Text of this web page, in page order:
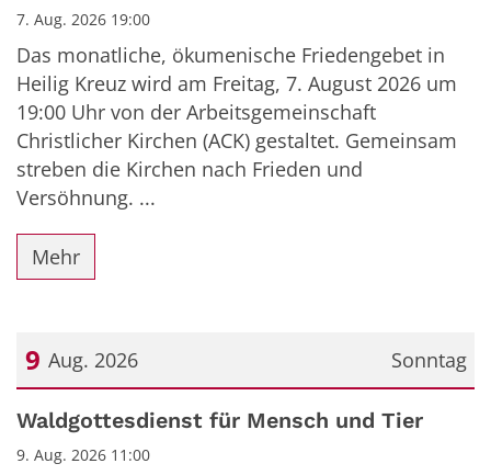
7. Aug. 2026 19:00
Das monatliche, ökumenische Friedengebet in
Heilig Kreuz wird am Freitag, 7. August 2026 um
19:00 Uhr von der Arbeitsgemeinschaft
Christlicher Kirchen (ACK) gestaltet. Gemeinsam
streben die Kirchen nach Frieden und
Versöhnung. ...
Mehr
Sonntag
9 Aug. 2026
Datum: 9. August 2026
Waldgottesdienst für Mensch und Tier
9. Aug. 2026 11:00